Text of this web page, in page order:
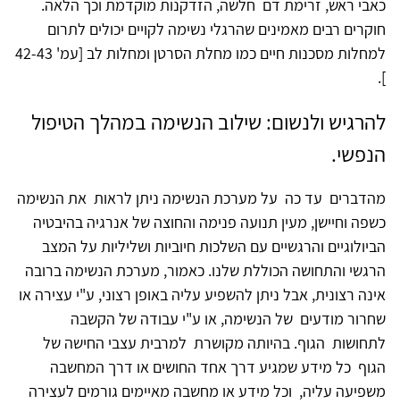
כאבי ראש, זרימת דם חלשה, הזדקנות מוקדמת וכך הלאה.
חוקרים רבים מאמינים שהרגלי נשימה לקויים יכולים לתרום
למחלות מסכנות חיים כמו מחלת הסרטן ומחלות לב [עמ' 42-43
].
להרגיש ולנשום: שילוב הנשימה במהלך הטיפול
הנפשי.
מהדברים עד כה על מערכת הנשימה ניתן לראות את הנשימה
כשפה וחיישן, מעין תנועה פנימה והחוצה של אנרגיה בהיבטיה
הביולוגיים והרגשיים עם השלכות חיוביות ושליליות על המצב
הרגשי והתחושה הכוללת שלנו. כאמור, מערכת הנשימה ברובה
אינה רצונית, אבל ניתן להשפיע עליה באופן רצוני, ע"י עצירה או
שחרור מודעים של הנשימה, או ע"י עבודה של הקשבה
לתחושות הגוף. בהיותה מקושרת למרבית עצבי החישה של
הגוף כל מידע שמגיע דרך אחד החושים או דרך המחשבה
משפיעה עליה, וכל מידע או מחשבה מאיימים גורמים לעצירה